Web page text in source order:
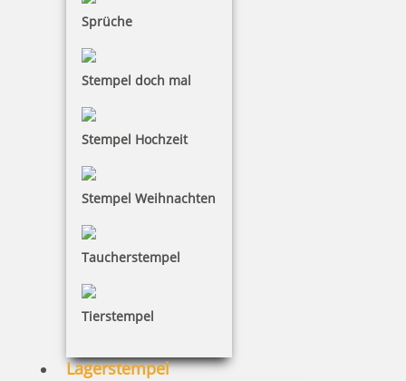
Sprüche
Stempel doch mal
Stempel Hochzeit
Stempel Weihnachten
Taucherstempel
Tierstempel
Lagerstempel
trodat edy FIX - Motivationsstempel Fleissig - Printy 4922
10,28 €